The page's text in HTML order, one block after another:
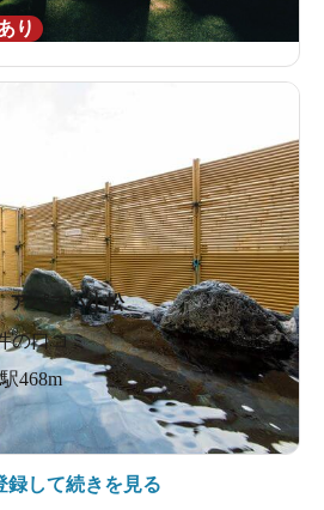
り
パスパ小松
の口コミ
468m
録して続きを見る